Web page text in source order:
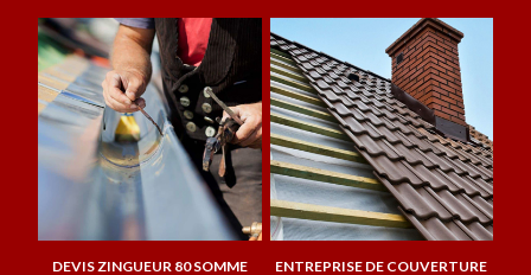
DEVIS ZINGUEUR 80 SOMME
ENTREPRISE DE COUVERTURE